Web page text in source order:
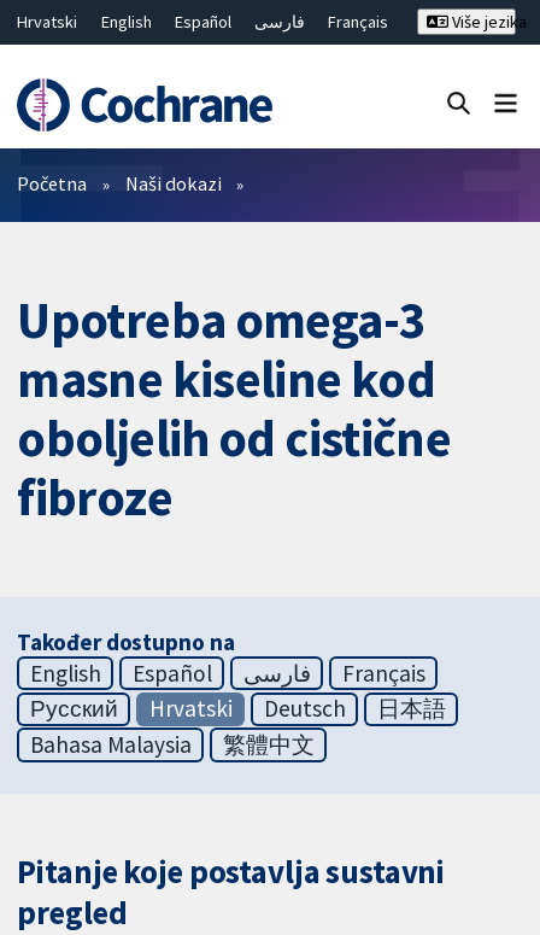
Hrvatski English Español فارسی
Français
繁體中文
简体中文
Više jezika
Prečistači
Početna Naši dokazi
Upotreba omega-3
masne kiseline kod
oboljelih od cistične
fibroze
Također dostupno na
English
Español فارسی
Français
Русский
Hrvatski Deutsch
日本語
Bahasa Malaysia
繁體中文
Pitanje koje postavlja sustavni
pregled